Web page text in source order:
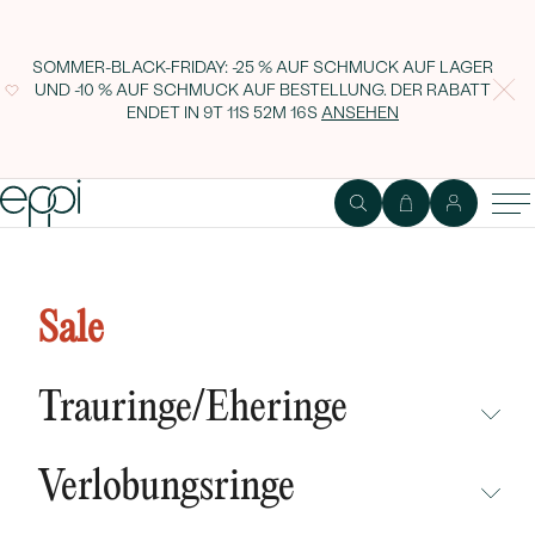
SOMMER-BLACK-FRIDAY: -25 % AUF SCHMUCK AUF LAGER
UND -10 % AUF SCHMUCK AUF BESTELLUNG. DER RABATT
ENDET IN9T 11S 52M 15S ANSEHEN
Sale
Trauringe/Eheringe
NEUHEITEN
Verlobungsringe
Ihrer Wahl Pesmin